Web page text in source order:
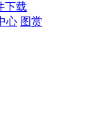
下载
心 图赏